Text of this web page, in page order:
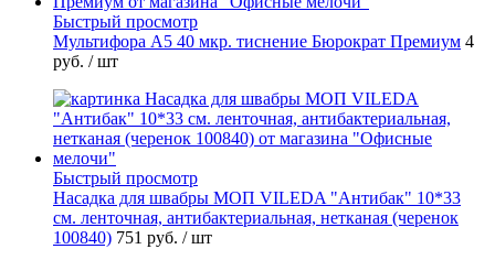
Быстрый просмотр
Мультифора А5 40 мкр. тиснение Бюрократ Премиум 4
руб. / шт
Быстрый просмотр
Насадка для швабры МОП VILEDA "Антибак" 10*33
см. ленточная, антибактериальная, нетканая (черенок
100840) 751 руб. / шт